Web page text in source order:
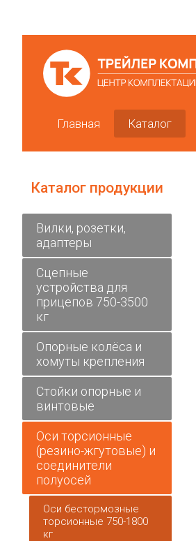
Главная Каталог
Каталог продукции
Вилки, розетки,
адаптеры
Сцепные
устройства для
прицепов 750-3500
кг
Опорные колёса и
хомуты крепления
Стойки опорные и
винтовые
Оси торсионные
(резино-жгутовые) и
соединители
полуосей
Оси бестормозные
торсионные 750-1800
кг